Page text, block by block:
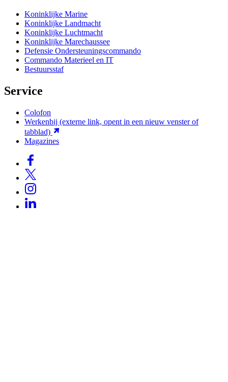
Koninklijke Marine
Koninklijke Landmacht
Koninklijke Luchtmacht
Koninklijke Marechaussee
Defensie Ondersteuningscommando
Commando Materieel en IT
Bestuursstaf
Service
Colofon
Werkenbij (externe link, opent in een nieuw venster of
tabblad)
Magazines